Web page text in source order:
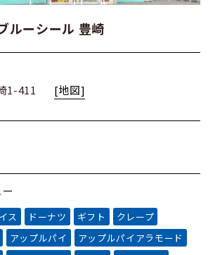
ルーシール 豊崎
1-411
[地図]
ス ドーナツ ギフト
クレープ
アップルパイ
アップルパイアラモード